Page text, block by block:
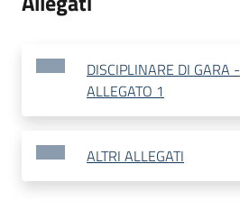
DISCIPLINARE DI GARA -
ALLEGATO 1
ALTRI ALLEGATI